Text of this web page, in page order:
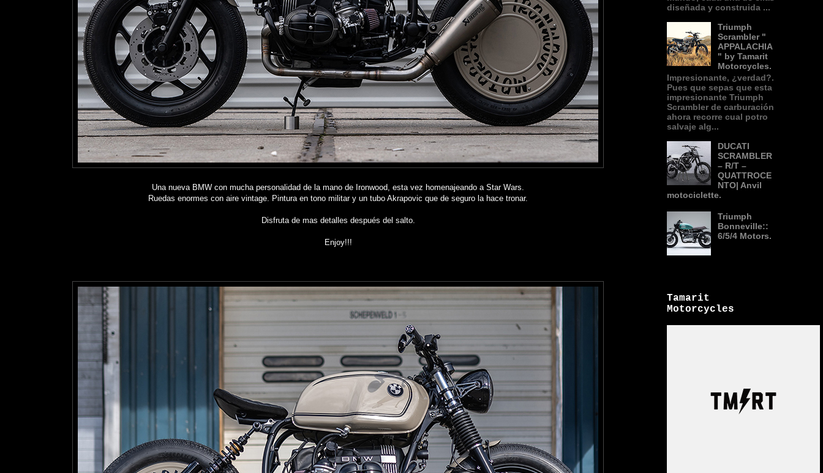
Una nueva BMW con mucha personalidad de la mano de Ironwood, esta vez homenajeando a Star Wars.
Ruedas enormes con aire vintage. Pintura en tono militar y un tubo Akrapovic que de seguro la hace tronar.
Disfruta de mas detalles después del salto.
Enjoy!!!
diseñada y construida ...
Triumph
Scrambler "
APPALACHIA
" by Tamarit
Motorcycles.
Impresionante, ¿verdad?.
Pues que sepas que esta
impresionante Triumph
Scrambler de carburación
ahora recorre cual potro
salvaje alg...
DUCATI
SCRAMBLER
– R/T –
QUATTROCE
NTO| Anvil
motociclette.
Triumph
Bonneville::
6/5/4 Motors.
Tamarit
Motorcycles